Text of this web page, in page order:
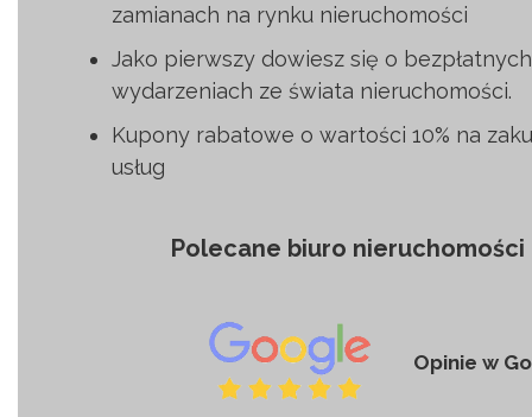
zamianach na rynku nieruchomości
Jako pierwszy dowiesz się o
wydarzeniach ze świata nieruchomości.
Kupony rabatowe o wartości 10% na
usług
Polecane biuro nieruchomości
Opinie w